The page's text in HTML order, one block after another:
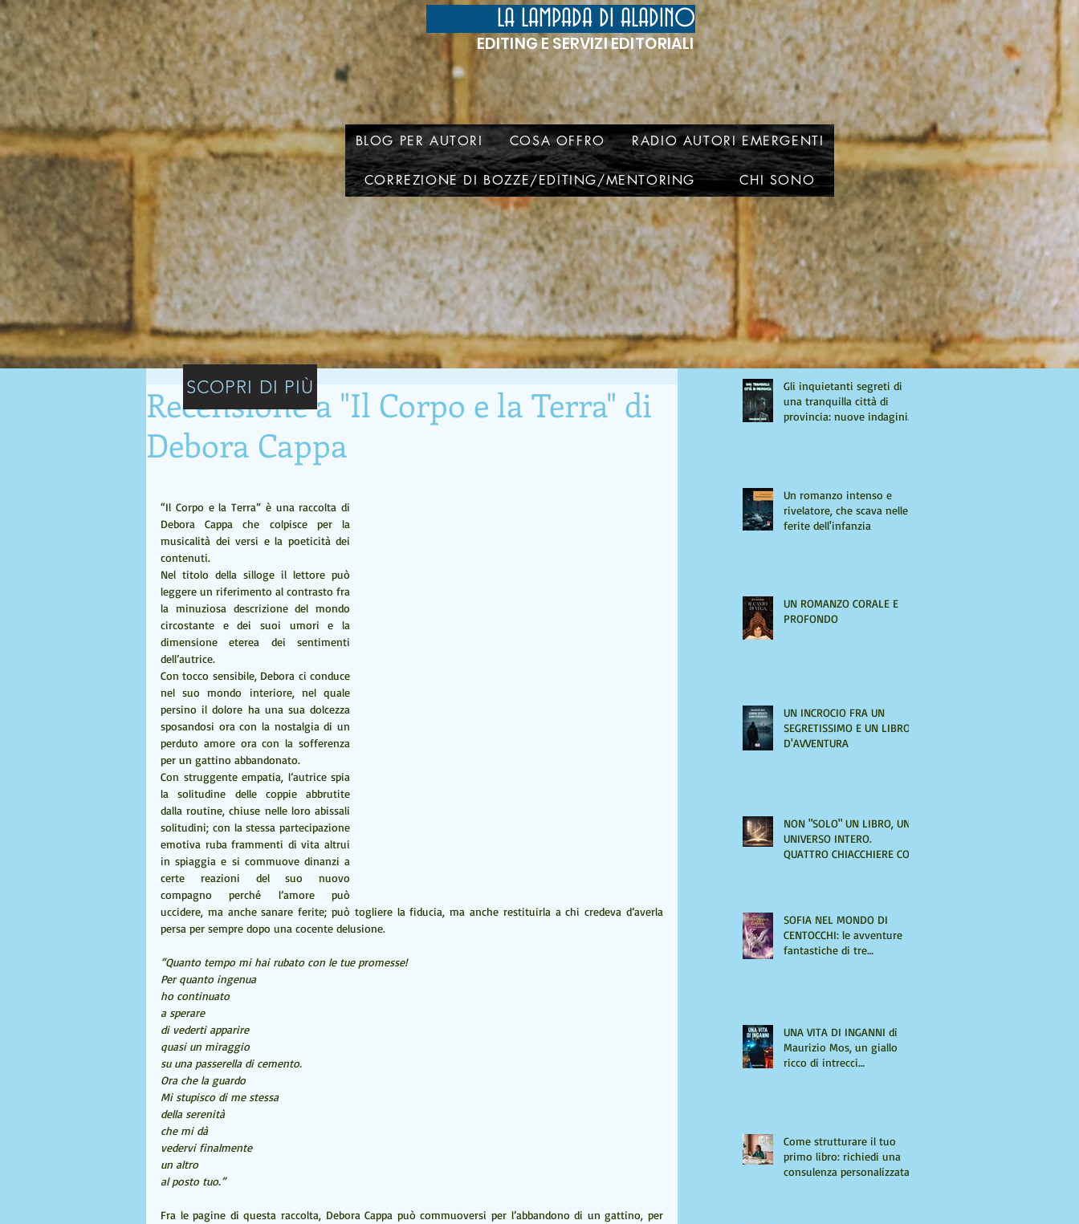
EDITING E SERVIZI EDITORIALI
LA LAMPADA DI ALADINO
BLOG PER AUTORI COSA OFFRO RADIO AUTORI EMERGENTI
CORREZIONE DI BOZZE/EDITING/MENTORING CHI SONO
Recensione a "Il Corpo e la Terra" di
Debora Cappa
“Il Corpo e la Terra” è una raccolta di
Debora Cappa che colpisce per la
musicalità dei versi e la poeticità dei
contenuti.
Nel titolo della silloge il lettore può
leggere un riferimento al contrasto fra
la minuziosa descrizione del mondo
circostante e dei suoi umori e la
dimensione eterea dei sentimenti
dell’autrice.
Con tocco sensibile, Debora ci conduce
nel suo mondo interiore, nel quale
persino il dolore ha una sua dolcezza
sposandosi ora con la nostalgia di un
perduto amore ora con la sofferenza
per un gattino abbandonato.
Con struggente empatia, l’autrice spia
la solitudine delle coppie abbrutite
dalla routine, chiuse nelle loro abissali
solitudini; con la stessa partecipazione
emotiva ruba frammenti di vita altrui
in spiaggia e si commuove dinanzi a
certe reazioni del suo nuovo
compagno perché l’amore può
uccidere, ma anche sanare ferite; può togliere la fiducia, ma anche restituirla a chi credeva d’averla
persa per sempre dopo una cocente delusione.
“Quanto tempo mi hai rubato con le tue promesse!
Per quanto ingenua
ho continuato
a sperare
di vederti apparire
quasi un miraggio
su una passerella di cemento.
Ora che la guardo
Mi stupisco di me stessa
della serenità
che mi dà
vedervi finalmente
un altro
al posto tuo.”
Fra le pagine di questa raccolta, Debora Cappa può commuoversi per l’abbandono di un gattino, per
SCOPRI DI PIÙ
Gli inquietanti segreti di
una tranquilla città di
provincia: nuove indagini
Un romanzo intenso e
rivelatore, che scava nelle
ferite dell'infanzia
UN ROMANZO CORALE E
PROFONDO
UN INCROCIO FRA UN
SEGRETISSIMO E UN LIBRO
D'AVVENTURA
NON "SOLO" UN LIBRO, UN
UNIVERSO INTERO.
QUATTRO CHIACCHIERE CON
SOFIA NEL MONDO DI
CENTOCCHI: le avventure
fantastiche di tre
UNA VITA DI INGANNI di
Maurizio Mos, un giallo
ricco di intrecci
Come strutturare il tuo
primo libro: richiedi una
consulenza personalizzata